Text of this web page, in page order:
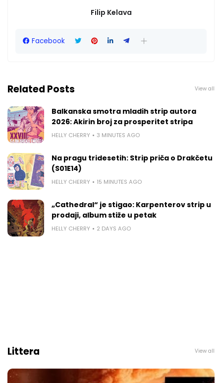
Filip Kelava
Facebook
Related Posts View all
Balkanska smotra mladih strip autora
2026: Akirin broj za prosperitet stripa
HELLY CHERRY 3 MINUTES AGO
Na pragu tridesetih: Strip priča o Drakčetu
(S01E14)
HELLY CHERRY 15 MINUTES AGO
„Cathedral“ je stigao: Karpenterov strip u
prodaji, album stiže u petak
HELLY CHERRY 2 DAYS AGO
Littera View all